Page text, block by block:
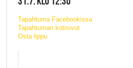
Tapahtuma Facebookissa
Tapahtuman kotisivut
Osta lippu